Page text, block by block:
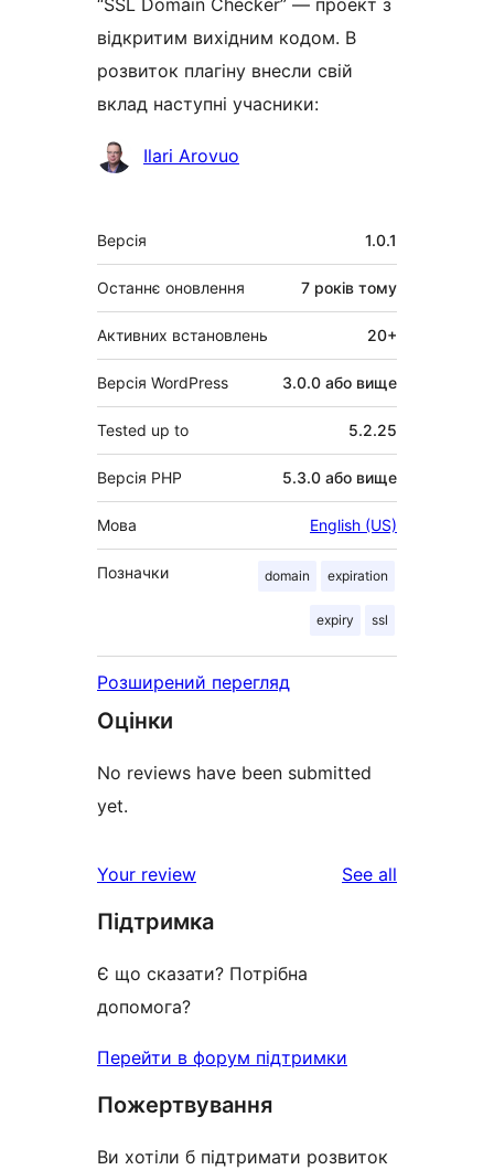
“SSL Domain Checker” — проект з
відкритим вихідним кодом. В
розвиток плагіну внесли свій
вклад наступні учасники:
УчасникиIlari Arovuo
Мета
Версія 1.0.1
Останнє оновлення 7 років тому
Активних встановлень 20+
Версія WordPress 3.0.0 або вище
Tested up to 5.2.25
Версія PHP 5.3.0 або вище
Мова English (US)
Позначки domain expiration
expiry ssl
Розширений перегляд
Оцінки
No reviews have been submitted
yet.
Your review See all
Підтримка
Є що сказати? Потрібна
допомога?
Перейти в форум підтримки
Пожертвування
Ви хотіли б підтримати розвиток